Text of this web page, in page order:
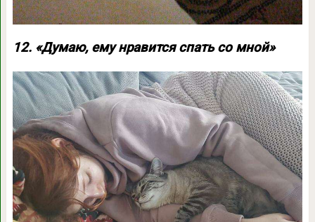
12. «Думаю, ему нравится спать со мной»